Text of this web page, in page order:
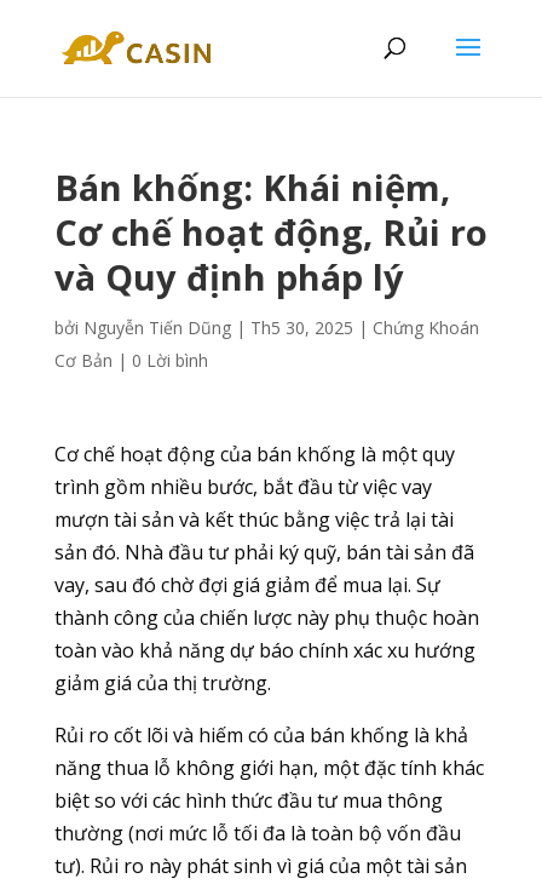
Bán khống: Khái niệm,
Cơ chế hoạt động, Rủi ro
và Quy định pháp lý
bởi Nguyễn Tiến Dũng| Th5 30, 2025 | Chứng Khoán
Cơ Bản | 0 Lời bình
Cơ chế hoạt động của bán khống là một quy
trình gồm nhiều bước, bắt đầu từ việc vay
mượn tài sản và kết thúc bằng việc trả lại tài
sản đó. Nhà đầu tư phải ký quỹ, bán tài sản đã
vay, sau đó chờ đợi giá giảm để mua lại. Sự
thành công của chiến lược này phụ thuộc hoàn
toàn vào khả năng dự báo chính xác xu hướng
giảm giá của thị trường.
Rủi ro cốt lõi và hiếm có của bán khống là khả
năng thua lỗ không giới hạn, một đặc tính khác
biệt so với các hình thức đầu tư mua thông
thường (nơi mức lỗ tối đa là toàn bộ vốn đầu
tư). Rủi ro này phát sinh vì giá của một tài sản